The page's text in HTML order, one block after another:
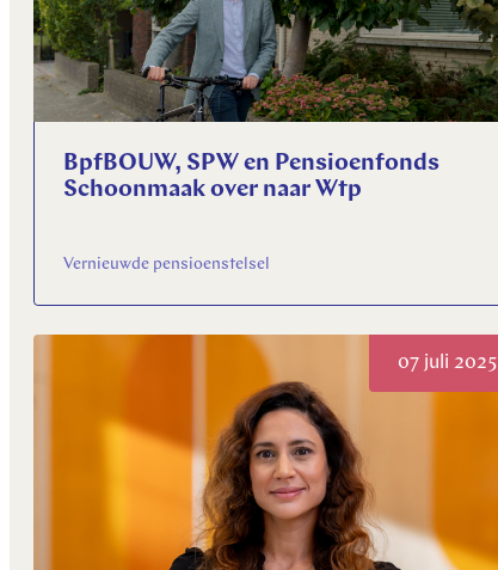
BpfBOUW, SPW en Pensioenfonds
Schoonmaak over naar Wtp
Vernieuwde pensioenstelsel
07 juli 2025